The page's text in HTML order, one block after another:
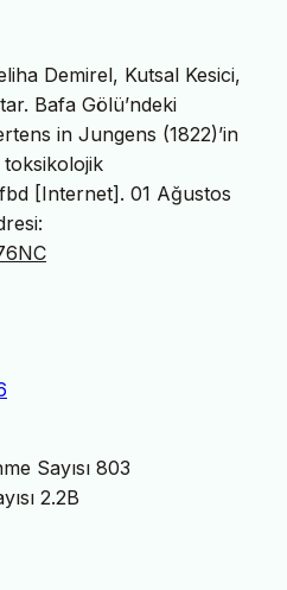
Demirel, Kutsal Kesici,
Bafa Gölü’ndeki
in Jungens (1822)’in
[Internet]. 01 Ağustos
Sayısı 803
2.2B